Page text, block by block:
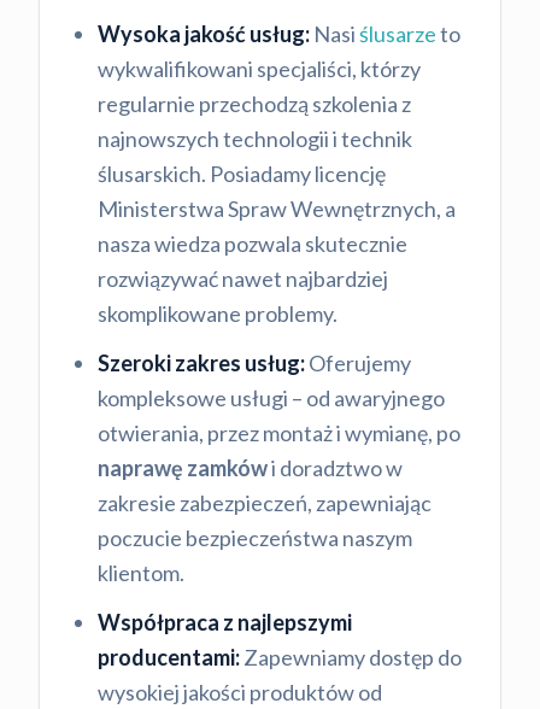
Wysoka jakość usług: Nasiślusarzeto
wykwalifikowani specjaliści, którzy
regularnie przechodzą szkolenia z
najnowszych technologii i technik
ślusarskich. Posiadamy licencję
Ministerstwa Spraw Wewnętrznych, a
nasza wiedza pozwala skutecznie
rozwiązywać nawet najbardziej
skomplikowane problemy.
Szeroki zakres usług:Oferujemy
kompleksowe usługi – od awaryjnego
otwierania, przez montaż i wymianę, po
naprawę zamkówi doradztwo w
zakresie zabezpieczeń, zapewniając
poczucie bezpieczeństwa naszym
klientom.
Współpraca z najlepszymi
producentami:Zapewniamy dostęp do
wysokiej jakości produktów od